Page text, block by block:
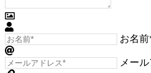
お名
メー